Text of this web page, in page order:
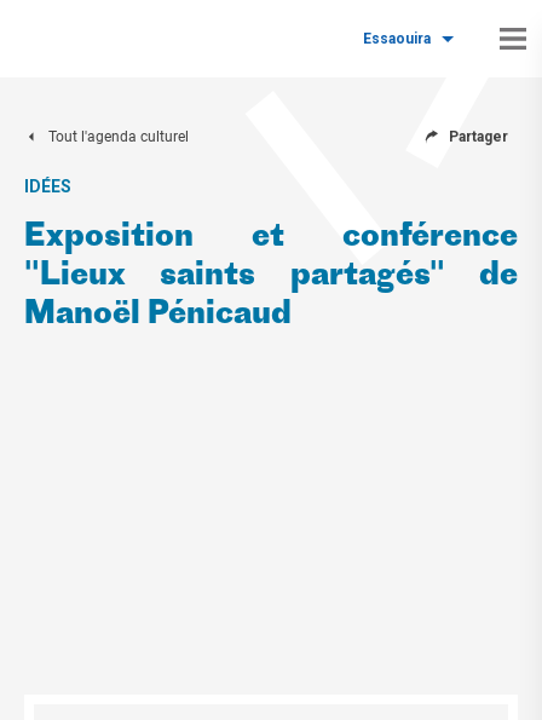
Essaouira
Tout l'agenda culturel Partager
IDÉES
Exposition et conférence
"Lieux saints partagés" de
Manoël Pénicaud